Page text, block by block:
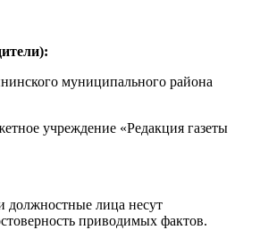
муниципального района
учреждение «Редакция газеты
должностные лица несут
приводимых фактов.